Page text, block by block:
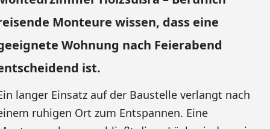
Monteure wissen, dass eine
Wohnung nach Feierabend
ist.
langer Einsatz auf der Baustelle verlangt nach
ruhigen Ort zum Entspannen. Eine